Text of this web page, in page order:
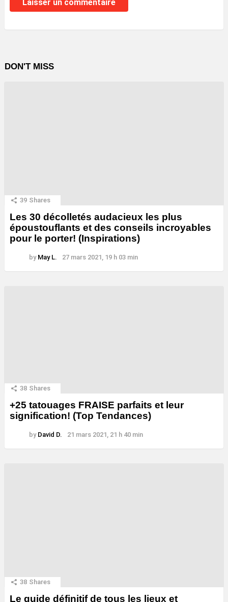
DON'T MISS
39 Shares
Les 30 décolletés audacieux les plus
époustouflants et des conseils incroyables
pour le porter! (Inspirations)
by May L. 27 mars 2021, 19 h 03 min
38 Shares
+25 tatouages ​​FRAISE parfaits et leur
signification! (Top Tendances)
by David D. 21 mars 2021, 21 h 40 min
38 Shares
Le guide définitif de tous les lieux et